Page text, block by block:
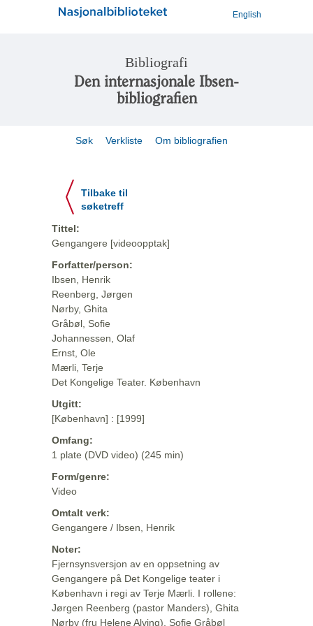
English
Bibliografi
Den internasjonale Ibsen-
bibliografien
Søk Verkliste Om bibliografien
Tilbake til
søketreff
Tittel:
Gengangere [videoopptak]
Forfatter/person:
Ibsen, Henrik
Reenberg, Jørgen
Nørby, Ghita
Gråbøl, Sofie
Johannessen, Olaf
Ernst, Ole
Mærli, Terje
Det Kongelige Teater. København
Utgitt:
[København] : [1999]
Omfang:
1 plate (DVD video) (245 min)
Form/genre:
Video
Omtalt verk:
Gengangere / Ibsen, Henrik
Noter:
Fjernsynsversjon av en oppsetning av
Gengangere på Det Kongelige teater i
København i regi av Terje Mærli. I rollene:
Jørgen Reenberg (pastor Manders), Ghita
Nørby (fru Helene Alving), Sofie Gråbøl